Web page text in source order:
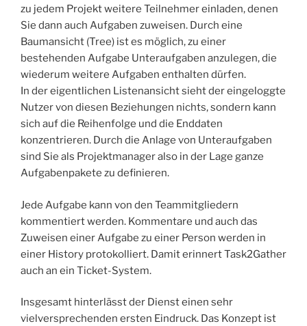
zu jedem Projekt weitere Teilnehmer einladen, denen
Sie dann auch Aufgaben zuweisen. Durch eine
Baumansicht (Tree) ist es möglich, zu einer
bestehenden Aufgabe Unteraufgaben anzulegen, die
wiederum weitere Aufgaben enthalten dürfen.
In der eigentlichen Listenansicht sieht der eingeloggte
Nutzer von diesen Beziehungen nichts, sondern kann
sich auf die Reihenfolge und die Enddaten
konzentrieren. Durch die Anlage von Unteraufgaben
sind Sie als Projektmanager also in der Lage ganze
Aufgabenpakete zu definieren.
Jede Aufgabe kann von den Teammitgliedern
kommentiert werden. Kommentare und auch das
Zuweisen einer Aufgabe zu einer Person werden in
einer History protokolliert. Damit erinnert Task2Gather
auch an ein Ticket-System.
Insgesamt hinterlässt der Dienst einen sehr
vielversprechenden ersten Eindruck. Das Konzept ist